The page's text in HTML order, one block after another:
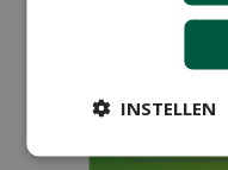
INSTELLEN